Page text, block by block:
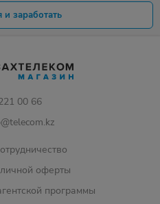
и заработать
00 66
оферты
программы